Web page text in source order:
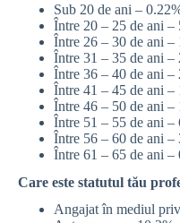
Sub 20 de ani –
Între 20 – 25 de ani –
Între 26 – 30 de ani –
Între 31 – 35 de ani –
Între 36 – 40 de ani –
Între 41 – 45 de ani –
Între 46 – 50 de ani –
Între 51 – 55 de ani –
Între 56 – 60 de ani –
Între 61 – 65 de ani –
Care este statutul tău
Angajat în mediul